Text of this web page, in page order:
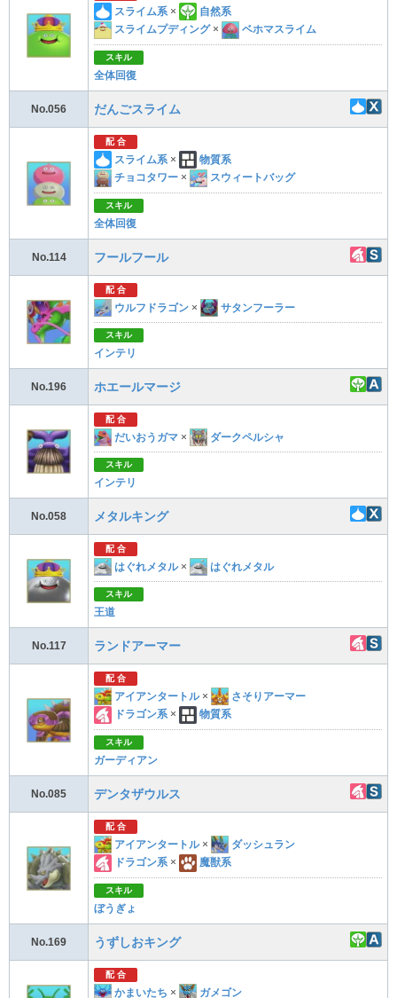
スライム系 ×
自然系
スライムプディング × ベホマスライム
スキル
全体回復
No.056 だんごスライム
配 合
スライム系 ×
物質系
チョコタワー × スウィートバッグ
スキル
全体回復
No.114 フールフール
配 合
ウルフドラゴン × サタンフーラー
スキル
インテリ
No.196 ホエールマージ
配 合
だいおうガマ × ダークペルシャ
スキル
インテリ
No.058 メタルキング
配 合
はぐれメタル × はぐれメタル
スキル
王道
No.117 ランドアーマー
配 合
アイアンタートル ×
さそりアーマー
ドラゴン系 × 物質系
スキル
ガーディアン
No.085 デンタザウルス
配 合
アイアンタートル ×
ダッシュラン
ドラゴン系 × 魔獣系
スキル
ぼうぎょ
No.169 うずしおキング
配 合
かまいたち × ガメゴン